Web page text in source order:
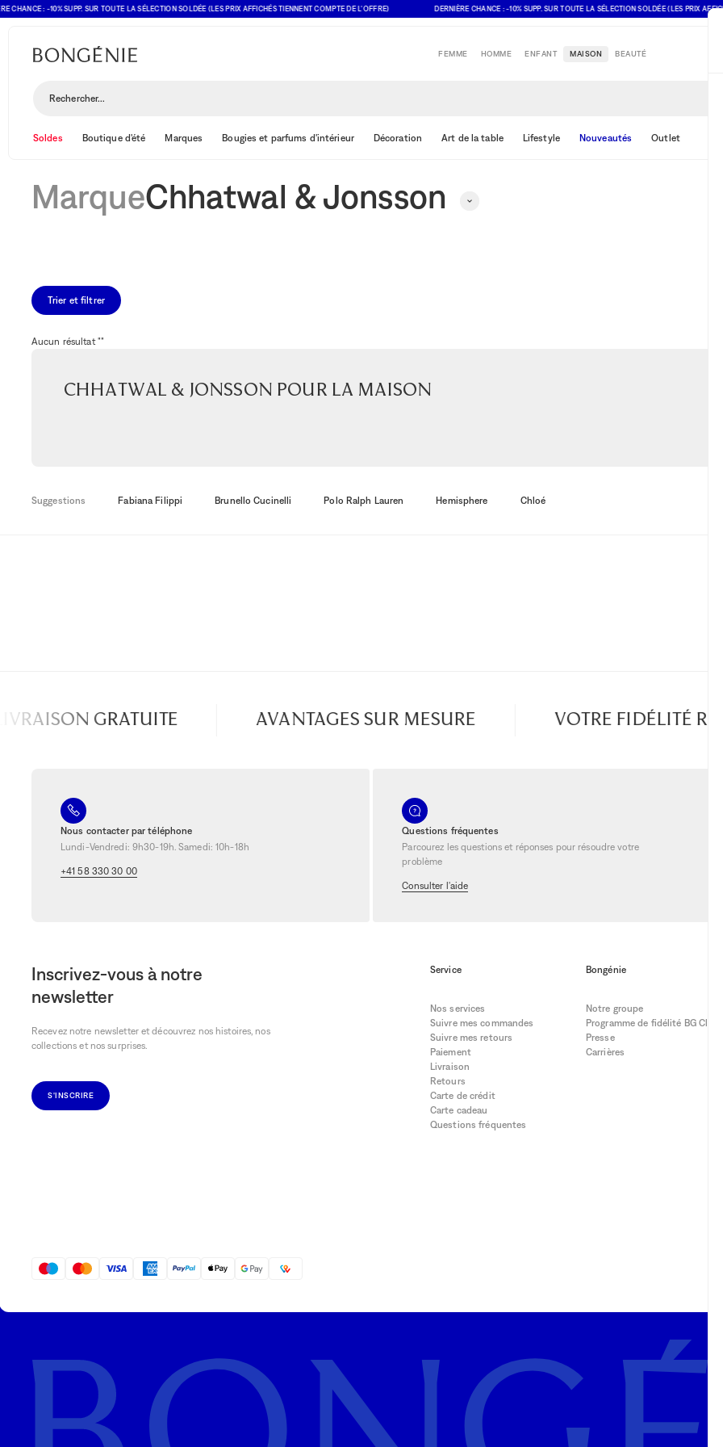
CHANCE : -10% SUPP. SUR TOUTE LA SÉLECTION SOLDÉE (LES PRIX AFFICHÉS TIENNENT COMPTE DE L'OFFRE) DERNIÈRE CHANCE : -10% SUPP. SUR TOUTE LA SÉLECTION SOLDÉE (LES PRIX
Chhatwal & Jonsson
FEMME HOMME ENFANT MAISON BEAUTÉ
Rechercher...
Soldes Boutique d'été Marques Bougies et parfums d'intérieur Décoration Art de la table Lifestyle Nouveautés Outlet
MarqueChhatwal & Jonsson
Trier et filtrer
Aucun résultat ""
Chhatwal & Jonsson pour la maison
Suggestions Fabiana Filippi Brunello Cucinelli Polo Ralph Lauren Hemisphere Chloé
GRATUITE AVANTAGES SUR MESURE VOTRE FIDÉLITÉ
Nous contacter par téléphone
Lundi-Vendredi: 9h30-19h. Samedi: 10h-18h
+41 58 330 30 00
Questions fréquentes
Parcourez les questions et réponses pour résoudre votre
problème
Consulter l'aide
Inscrivez-vous à notre
newsletter
Recevez notre newsletter et découvrez nos histoires, nos
collections et nos surprises.
S'INSCRIRE
Service
Nos services
Suivre mes commandes
Suivre mes retours
Paiement
Livraison
Retours
Carte de crédit
Carte cadeau
Questions fréquentes
Bongénie
Notre groupe
Programme de fidélité BG Club
Presse
Carrières